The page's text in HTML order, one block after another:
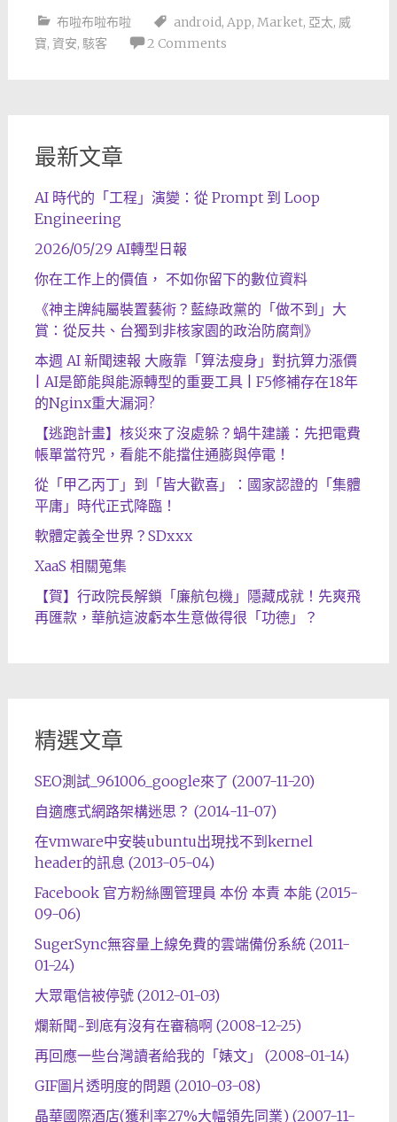
布啦布啦布啦 android, App, Market, 亞太, 威
寶, 資安, 駭客 2 Comments
最新文章
AI 時代的「工程」演變：從 Prompt 到 Loop
Engineering
2026/05/29 AI轉型日報
你在工作上的價值， 不如你留下的數位資料
《神主牌純屬裝置藝術？藍綠政黨的「做不到」大
賞：從反共、台獨到非核家園的政治防腐劑》
本週 AI 新聞速報 大廠靠「算法瘦身」對抗算力漲價
| AI是節能與能源轉型的重要工具 | F5修補存在18年
的Nginx重大漏洞?
【逃跑計畫】核災來了沒處躲？蝸牛建議：先把電費
帳單當符咒，看能不能擋住通膨與停電！
從「甲乙丙丁」到「皆大歡喜」：國家認證的「集體
平庸」時代正式降臨！
軟體定義全世界？SDxxx
XaaS 相關蒐集
【賀】行政院長解鎖「廉航包機」隱藏成就！先爽飛
再匯款，華航這波虧本生意做得很「功德」？
精選文章
SEO測試_961006_google來了 (2007-11-20)
自適應式網路架構迷思？ (2014-11-07)
在vmware中安裝ubuntu出現找不到kernel
header的訊息 (2013-05-04)
Facebook 官方粉絲團管理員 本份 本責 本能 (2015-
09-06)
SugerSync無容量上線免費的雲端備份系統 (2011-
01-24)
大眾電信被停號 (2012-01-03)
爛新聞~到底有沒有在審稿啊 (2008-12-25)
再回應一些台灣讀者給我的「婊文」 (2008-01-14)
GIF圖片透明度的問題 (2010-03-08)
晶華國際酒店(獲利率27%大幅領先同業) (2007-11-